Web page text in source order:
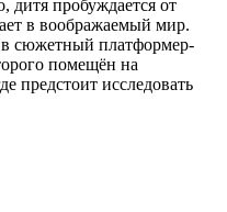
дитя пробуждается от
в воображаемый мир.
сюжетный платформер-
помещён на
предстоит исследовать